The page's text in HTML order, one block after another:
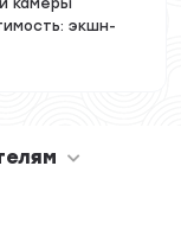
камеры
экшн-